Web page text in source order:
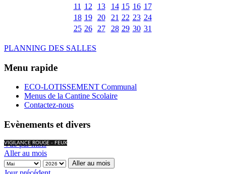
11 12 13 14 15 16 17
18 19 20 21 22 23 24
25 26 27 28 29 30 31
PLANNING DES SALLES
Menu rapide
ECO-LOTISSEMENT Communal
Menus de la Cantine Scolaire
Contactez-nous
Evènements et divers
VIGILANCE ROUGE - FEUX
Vue par mois
Aller au mois
Aller au mois